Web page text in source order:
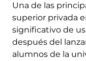
Una de las
superior privada
significativo de
después del
alumnos de la